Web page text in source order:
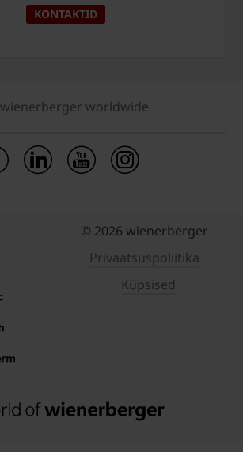
KONTAKTID
wienerberger worldwide
© 2026 wienerberger
Privaatsuspoliitika
Küpsised